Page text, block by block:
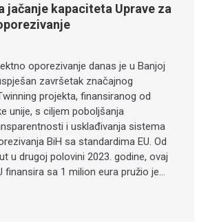
jačanje kapaciteta Uprave za
oporezivanje danas je u Banjoj
završetak značajnog
projekta, finansiranog od
unije, s ciljem poboljšanja
i usklađivanja sistema
BiH sa standardima EU. Od
u drugoj polovini 2023. godine, ovaj
finansira sa 1 milion eura pružio je…